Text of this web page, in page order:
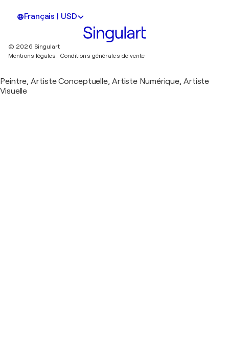
Français | USD
© 2026 Singulart
Mentions légales. Conditions générales de vente
Peintre, Artiste Conceptuelle, Artiste Numérique, Artiste
Visuelle